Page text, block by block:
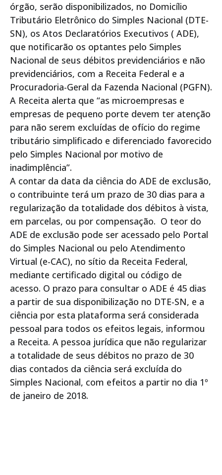
órgão, serão disponibilizados, no Domicílio
Tributário Eletrônico do Simples Nacional (DTE-
SN), os Atos Declaratórios Executivos ( ADE),
que notificarão os optantes pelo Simples
Nacional de seus débitos previdenciários e não
previdenciários, com a Receita Federal e a
Procuradoria-Geral da Fazenda Nacional (PGFN).
A Receita alerta que “as microempresas e
empresas de pequeno porte devem ter atenção
para não serem excluídas de ofício do regime
tributário simplificado e diferenciado favorecido
pelo Simples Nacional por motivo de
inadimplência”.
A contar da data da ciência do ADE de exclusão,
o contribuinte terá um prazo de 30 dias para a
regularização da totalidade dos débitos à vista,
em parcelas, ou por compensação. O teor do
ADE de exclusão pode ser acessado pelo Portal
do Simples Nacional ou pelo Atendimento
Virtual (e-CAC), no sítio da Receita Federal,
mediante certificado digital ou código de
acesso. O prazo para consultar o ADE é 45 dias
a partir de sua disponibilização no DTE-SN, e a
ciência por esta plataforma será considerada
pessoal para todos os efeitos legais, informou
a Receita. A pessoa jurídica que não regularizar
a totalidade de seus débitos no prazo de 30
dias contados da ciência será excluída do
Simples Nacional, com efeitos a partir no dia 1º
de janeiro de 2018.